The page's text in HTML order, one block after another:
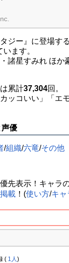
ジー』に登場する
ます。
諸星すみれ ほか
累計37,304回。
ッコいい」「エ
優
/組織/六竜/その他
先表示！キャラ
載！(使い方/キャ
( 1人 )